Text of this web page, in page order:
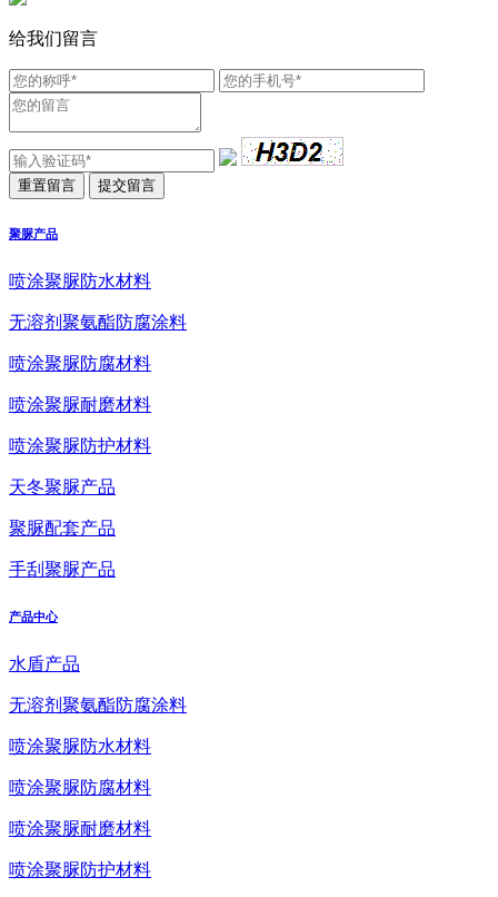
给我们留言
聚脲产品
喷涂聚脲防水材料
无溶剂聚氨酯防腐涂料
喷涂聚脲防腐材料
喷涂聚脲耐磨材料
喷涂聚脲防护材料
天冬聚脲产品
聚脲配套产品
手刮聚脲产品
产品中心
水盾产品
无溶剂聚氨酯防腐涂料
喷涂聚脲防水材料
喷涂聚脲防腐材料
喷涂聚脲耐磨材料
喷涂聚脲防护材料